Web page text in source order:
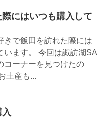
にはいつも購入して
きで飯田を訪れた際には
います。 今回は諏訪湖SA
コーナーを見つけたの
土産も...
入